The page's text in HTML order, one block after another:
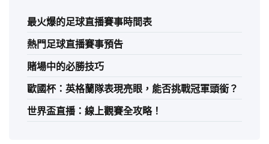
最火爆的足球直播賽事時間表
熱門足球直播賽事預告
賭場中的必勝技巧
歐國杯：英格蘭隊表現亮眼，能否挑戰冠軍頭銜？
世界盃直播：線上觀賽全攻略！